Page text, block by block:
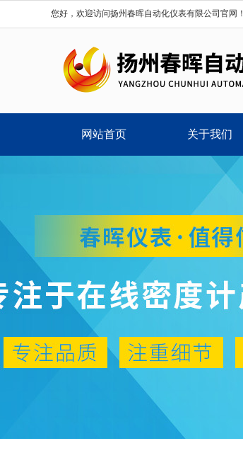
您好，欢迎访问扬州春晖自动化仪表有限公司官网！
网站首页 关于我们